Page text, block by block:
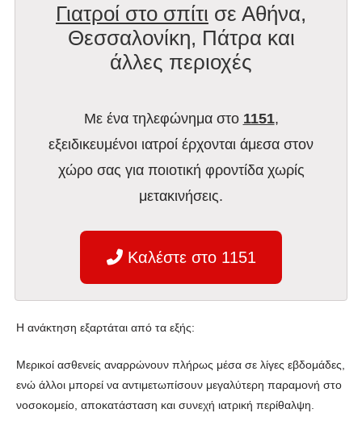
Γιατροί στο σπίτι σε Αθήνα,
Θεσσαλονίκη, Πάτρα και
άλλες περιοχές
Με ένα τηλεφώνημα στο 1151,
εξειδικευμένοι ιατροί έρχονται άμεσα στον
χώρο σας για ποιοτική φροντίδα χωρίς
μετακινήσεις.
Καλέστε στο 1151
Η ανάκτηση εξαρτάται από τα εξής:
Μερικοί ασθενείς αναρρώνουν πλήρως μέσα σε λίγες εβδομάδες,
ενώ άλλοι μπορεί να αντιμετωπίσουν μεγαλύτερη παραμονή στο
νοσοκομείο, αποκατάσταση και συνεχή ιατρική περίθαλψη.